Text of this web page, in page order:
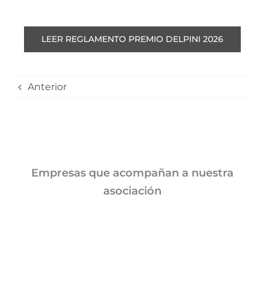
LEER REGLAMENTO PREMIO DELPINI 2026
Anterior
Empresas que acompañan a nuestra
asociación